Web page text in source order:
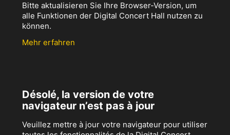
Bitte aktualisieren Sie Ihre Browser-Version, um
alle Funktionen der Digital Concert Hall nutzen zu
können.
Mehr erfahren
Désolé, la version de votre
navigateur n’est pas à jour
Veuillez mettre à jour votre navigateur pour utiliser